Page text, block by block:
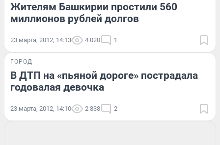
Жителям Башкирии простили 560
миллионов рублей долгов
23 марта, 2012, 14:13 4 020 1
ГОРОД
В ДТП на «пьяной дороге» пострадала
годовалая девочка
23 марта, 2012, 14:10 2 838 2